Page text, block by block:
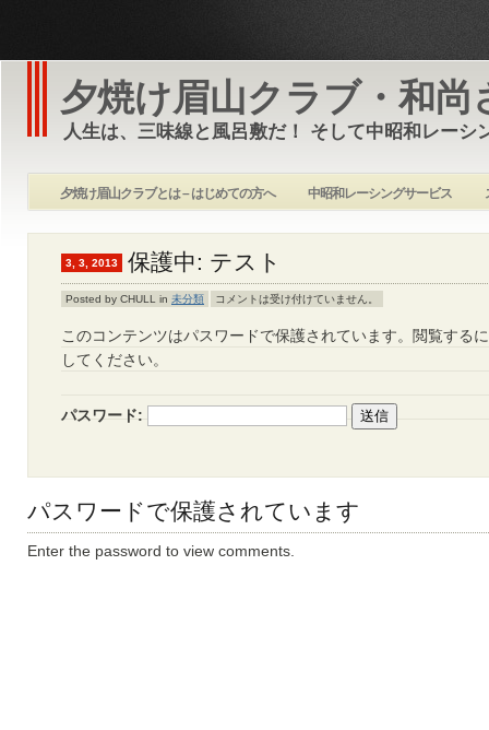
夕焼け眉山クラブ・和尚
人生は、三味線と風呂敷だ！ そして中昭和レーシ
夕焼け眉山クラブとは – はじめての方へ 中昭和レーシングサービス
3, 3, 2013 保護中: テスト
Posted by CHULL in 未分類 コメントは受け付けていません。
このコンテンツはパスワードで保護されています。閲覧する
してください。
パスワード:
パスワードで保護されています
Enter the password to view comments.